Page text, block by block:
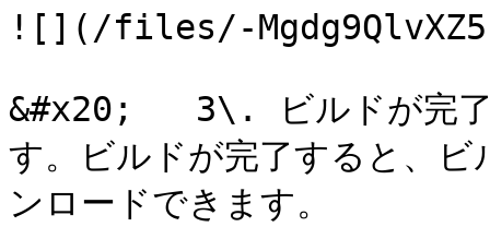
![](/files/-
&#x20;   3\. ビルドが完了
す。ビルドが完了すると、
ンロードできます。